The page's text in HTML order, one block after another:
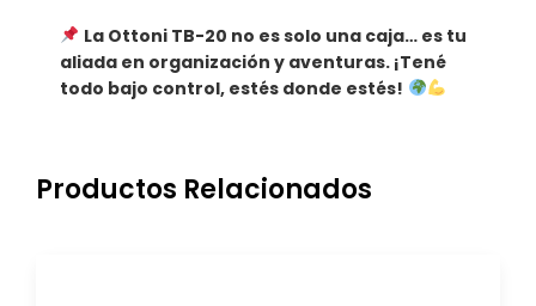
La Ottoni TB-20 no es solo una caja… es tu
aliada en organización y aventuras. ¡Tené
todo bajo control, estés donde estés!
Productos Relacionados